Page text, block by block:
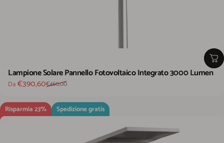
Lampione Solare Pannello Fotovoltaico Integrato 3000 Lumen
Prezzo scontato
Da€390,60
Prezzo di listino
€460,00
Risparmia 23% Spedizione gratis